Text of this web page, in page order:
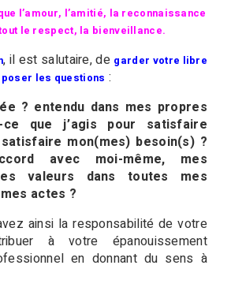
l’amour, l’amitié, la reconnaissance
le respect, la bienveillance.
, il est salutaire, de garder votre libre
les questions :
? entendu dans mes propres
que j’agis pour satisfaire
mon(mes) besoin(s) ?
avec moi-même, mes
valeurs dans toutes mes
actes ?
ainsi la responsabilité de votre
à votre épanouissement
en donnant du sens à